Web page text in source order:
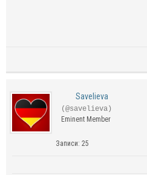
Savelieva
(@savelieva)
Eminent Member
Записи: 25